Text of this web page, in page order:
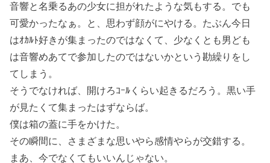
音響と名乗るあの少女に担がれたような気もする。でも
可愛かったなぁ。と、思わず顔がにやける。たぶん今日
はｵｶﾙﾄ好きが集まったのではなくて、少なくとも男ども
は音響めあてで参加したのではないかという勘繰りをし
てしまう。
そうでなければ、開けろｺｰﾙくらい起きるだろう。黒い手
が見たくて集まったはずならば。
僕は箱の蓋に手をかけた。
その瞬間に、さまざまな思いやら感情やらが交錯する。
まあ、今でなくてもいいんじゃない。